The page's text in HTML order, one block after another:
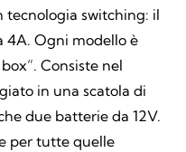
switching: il
4A. Ogni modello è
Consiste nel
in una scatola di
due batterie da 12V.
per tutte quelle